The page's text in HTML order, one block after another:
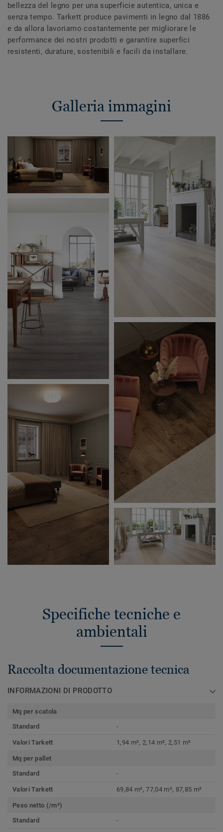
bellezza del legno per una superficie autentica, unica e
senza tempo. Tarkett produce pavimenti in legno dal 1886
e da allora lavoriamo costantemente per migliorare le
performance dei nostri prodotti e garantire superfici
resistenti, durature, sostenibili e facili da installare.
Galleria immagini
Specifiche tecniche e
ambientali
Raccolta documentazione tecnica
INFORMAZIONI DI PRODOTTO
Mq per scatola
Standard
-
Valori Tarkett 1,94 m², 2,14 m², 2,51 m²
Mq per pallet
Standard
-
Valori Tarkett 69,84 m², 77,04 m², 87,85 m²
Peso netto (/m²)
Standard
-